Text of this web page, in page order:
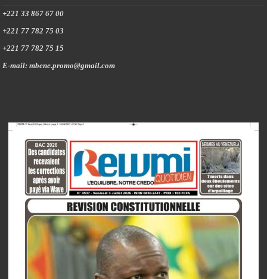
+221 33 867 67 00
+221 77 782 75 03
+221 77 782 75 15
E-mail: mbene.promo@gmail.com